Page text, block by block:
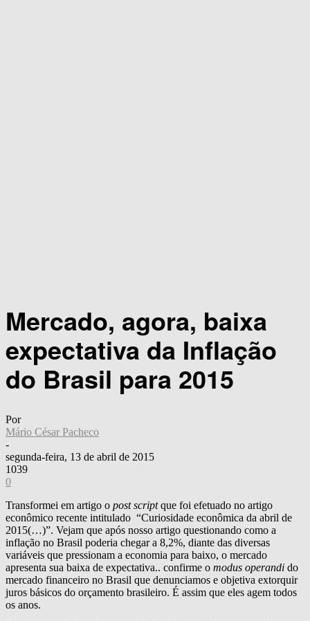
Mercado, agora, baixa
expectativa da Inflação
do Brasil para 2015
Por
Mário César Pacheco
-
segunda-feira, 13 de abril de 2015
1039
0
Transformei em artigo o post scriptque foi efetuado no artigo
econômico recente intitulado “Curiosidade econômica da abril de
2015(…)”. Vejam que após nosso artigo questionando como a
inflação no Brasil poderia chegar a 8,2%, diante das diversas
variáveis que pressionam a economia para baixo, o mercado
apresenta sua baixa de expectativa.. confirme o modus operandi do
mercado financeiro no Brasil que denunciamos e objetiva extorquir
juros básicos do orçamento brasileiro. É assim que eles agem todos
os anos.